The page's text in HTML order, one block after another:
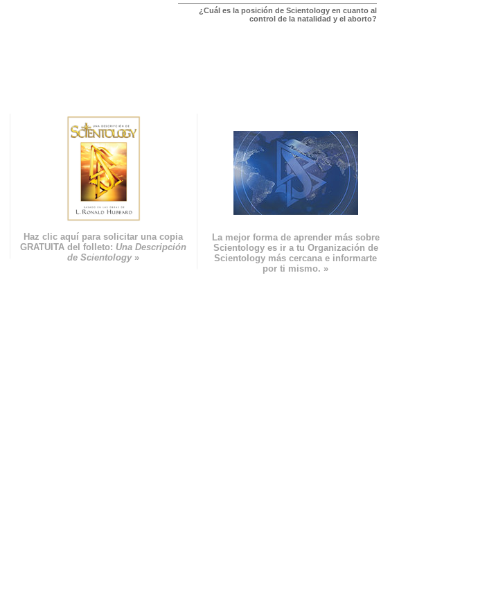
¿Cuál es la posición de Scientology en cuanto al
control de la natalidad y el aborto?
Haz clic aquí para solicitar una copia
GRATUITA del folleto: Una Descripción
de Scientology»
La mejor forma de aprender más sobre
Scientology es ir a tu Organización de
Scientology más cercana e informarte
por ti mismo. »